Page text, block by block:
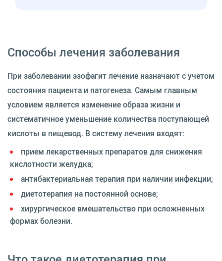
Способы лечения заболевания
При заболевании эзофагит лечение назначают с учетом
состояния пациента и патогенеза. Самым главным
условием является изменение образа жизни и
систематичное уменьшение количества поступающей
кислоты в пищевод. В систему лечения входят:
прием лекарственных препаратов для снижения
кислотности желудка;
антибактериальная терапия при наличии инфекции;
диетотерапия на постоянной основе;
хирургическое вмешательство при осложненных
формах болезни.